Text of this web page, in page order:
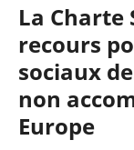
La Charte
recours
sociaux
non
Europe